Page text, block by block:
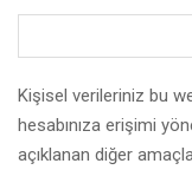
Kişisel verileriniz bu
hesabınıza erişimi
açıklanan diğer